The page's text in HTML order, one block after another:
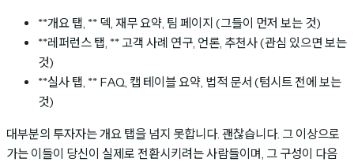
**개요 탭, ** 덱, 재무 요약, 팀 페이지 (그들이 먼저 보는 것)
**레퍼런스 탭, ** 고객 사례 연구, 언론, 추천사 (관심 있으면 보는
것)
**실사 탭, ** FAQ, 캡 테이블 요약, 법적 문서 (텀시트 전에 보는
것)
대부분의 투자자는 개요 탭을 넘지 못합니다. 괜찮습니다. 그 이상으로
가는 이들이 당신이 실제로 전환시키려는 사람들이며, 그 구성이 다음